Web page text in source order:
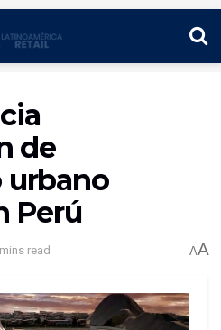
de
urbano
Perú
read AA